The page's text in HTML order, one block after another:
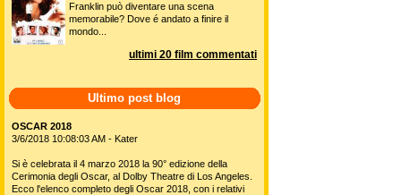
Franklin può diventare una scena
memorabile? Dove é andato a finire il
mondo...
ultimi 20 film commentati
Ultimo post blog
OSCAR 2018
3/6/2018 10:08:03 AM - Kater
Si è celebrata il 4 marzo 2018 la 90° edizione della
Cerimonia degli Oscar, al Dolby Theatre di Los Angeles.
Ecco l'elenco completo degli Oscar 2018, con i relativi